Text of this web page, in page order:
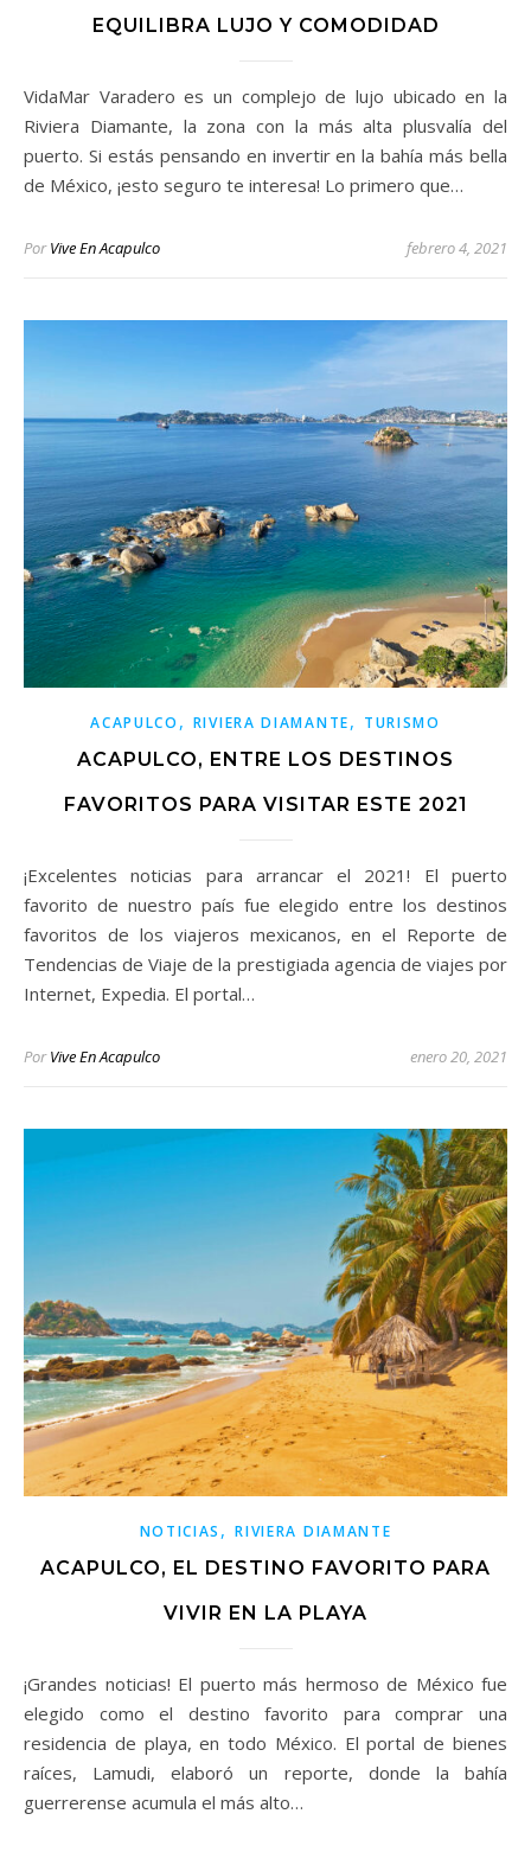
EQUILIBRA LUJO Y COMODIDAD
VidaMar Varadero es un complejo de lujo ubicado en la
Riviera Diamante, la zona con la más alta plusvalía del
puerto. Si estás pensando en invertir en la bahía más bella
de México, ¡esto seguro te interesa! Lo primero que…
Por Vive En Acapulco febrero 4, 2021
ACAPULCO , RIVIERA DIAMANTE, TURISMO
ACAPULCO, ENTRE LOS DESTINOS
FAVORITOS PARA VISITAR ESTE 2021
¡Excelentes noticias para arrancar el 2021! El puerto
favorito de nuestro país fue elegido entre los destinos
favoritos de los viajeros mexicanos, en el Reporte de
Tendencias de Viaje de la prestigiada agencia de viajes por
Internet, Expedia. El portal…
Por Vive En Acapulco enero 20, 2021
NOTICIAS ,RIVIERA DIAMANTE
ACAPULCO, EL DESTINO FAVORITO PARA
VIVIR EN LA PLAYA
¡Grandes noticias! El puerto más hermoso de México fue
elegido como el destino favorito para comprar una
residencia de playa, en todo México. El portal de bienes
raíces, Lamudi, elaboró un reporte, donde la bahía
guerrerense acumula el más alto…